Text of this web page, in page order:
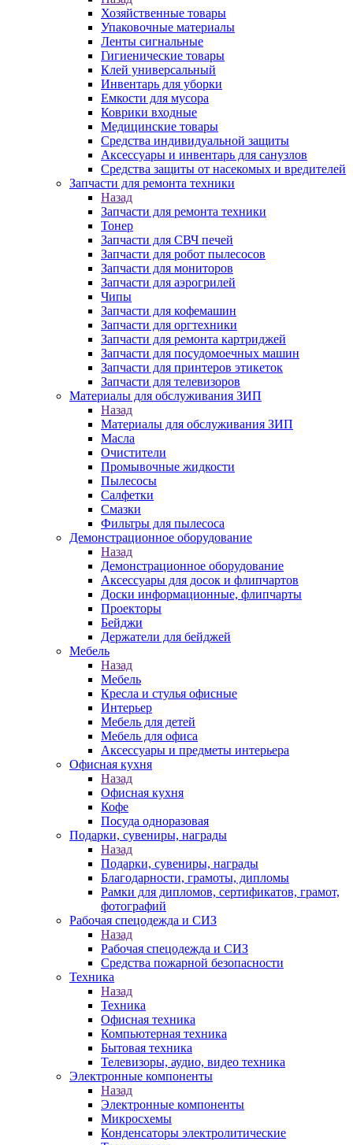
Хозяйственные товары
Упаковочные материалы
Ленты сигнальные
Гигиенические товары
Клей универсальный
Инвентарь для уборки
Емкости для мусора
Коврики входные
Медицинские товары
Средства индивидуальной защиты
Аксессуары и инвентарь для санузлов
Средства защиты от насекомых и вредителей
Запчасти для ремонта техники
Назад
Запчасти для ремонта техники
Тонер
Запчасти для СВЧ печей
Запчасти для робот пылесосов
Запчасти для мониторов
Запчасти для аэрогрилей
Чипы
Запчасти для кофемашин
Запчасти для оргтехники
Запчасти для ремонта картриджей
Запчасти для посудомоечных машин
Запчасти для принтеров этикеток
Запчасти для телевизоров
Материалы для обслуживания ЗИП
Назад
Материалы для обслуживания ЗИП
Масла
Очистители
Промывочные жидкости
Пылесосы
Салфетки
Смазки
Фильтры для пылесоса
Демонстрационное оборудование
Назад
Демонстрационное оборудование
Аксессуары для досок и флипчартов
Доски информационные, флипчарты
Проекторы
Бейджи
Держатели для бейджей
Мебель
Назад
Мебель
Кресла и стулья офисные
Интерьер
Мебель для детей
Мебель для офиса
Аксессуары и предметы интерьера
Офисная кухня
Назад
Офисная кухня
Кофе
Посуда одноразовая
Подарки, сувениры, награды
Назад
Подарки, сувениры, награды
Благодарности, грамоты, дипломы
Рамки для дипломов, сертификатов, грамот,
фотографий
Рабочая спецодежда и СИЗ
Назад
Рабочая спецодежда и СИЗ
Средства пожарной безопасности
Техника
Назад
Техника
Офисная техника
Компьютерная техника
Бытовая техника
Телевизоры, аудио, видео техника
Электронные компоненты
Назад
Электронные компоненты
Микросхемы
Конденсаторы электролитические